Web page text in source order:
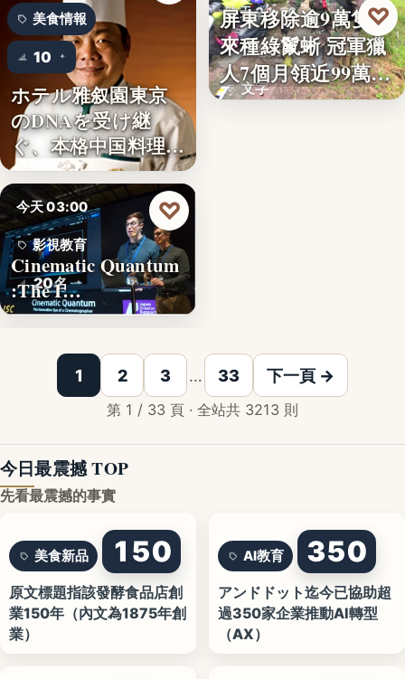
美食情報
10
ホテル雅叙園東京
のDNAを受け継
ぐ、本格中国料理店
「万福…
今天 03:00
影視教育
20名
Cinematic Quantum
:The I…
♡
昨天 21:16
生態防治
文字
屏東移除逾9萬隻外
來種綠鬣蜥 冠軍獵
人7個月領近99萬
獎…
♡
1 2 3 … 33 下一頁 →
第 1 / 33 頁 · 全站共 3213 則
今日最震撼 TOP
先看最震撼的事實
美食新品 150
原文標題指該發酵食品店創
業150年（內文為1875年創
業）
AI教育 350
アンドドット迄今已協助超
過350家企業推動AI轉型
（AX）